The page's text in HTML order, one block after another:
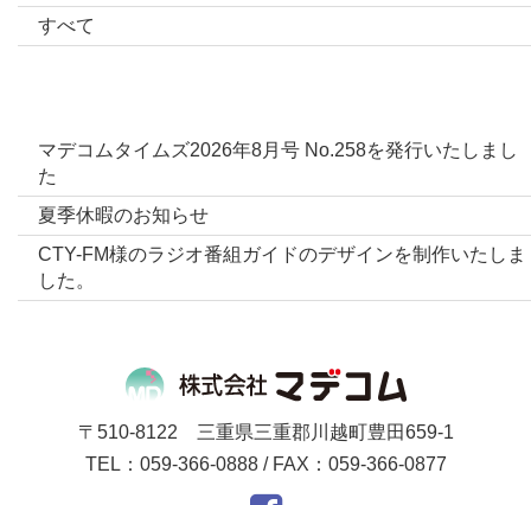
すべて
マデコムタイムズ2026年8月号 No.258を発行いたしまし
た
夏季休暇のお知らせ
CTY-FM様のラジオ番組ガイドのデザインを制作いたしま
した。
〒510-8122 三重県三重郡川越町豊田659-1
TEL：059-366-0888 / FAX：059-366-0877